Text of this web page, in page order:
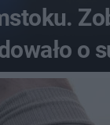
o
gości